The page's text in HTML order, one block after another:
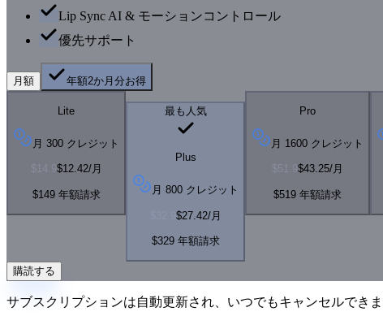
Lip Sync AI & モーションコントロール
優先サポート
月額 年額2か月分お得
Lite
月 300 クレジット
$14.9$12.42/月
$149 年額請求
最も人気
Plus
月 800 クレジット
$27.42/月
$329 年額請求
Pro
月 1600 クレジット
$51.9$43.25/月
$519 年額請求
購読する
サブスクリプションは自動更新され、いつでもキャンセルでき